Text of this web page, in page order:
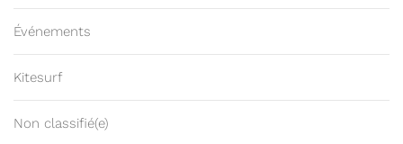
Événements
Kitesurf
Non classifié(e)